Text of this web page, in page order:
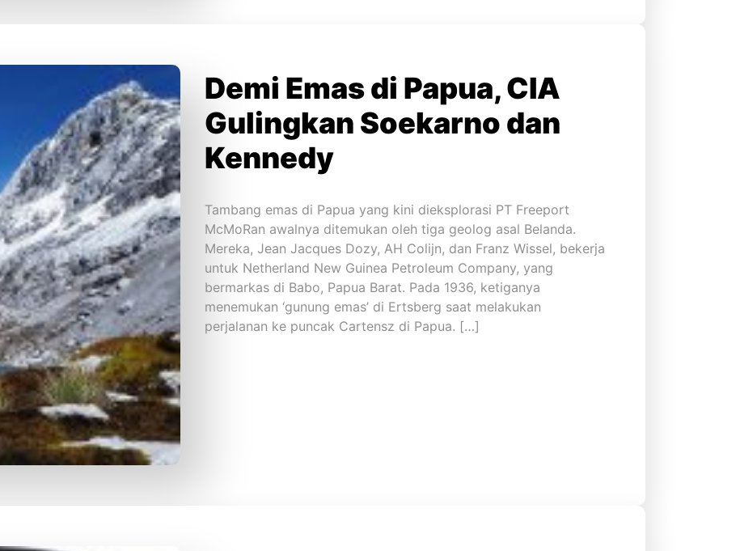
Demi Emas di Papua, CIA
Gulingkan Soekarno dan
Kennedy
Tambang emas di Papua yang kini dieksplorasi PT Freeport
McMoRan awalnya ditemukan oleh tiga geolog asal Belanda.
Mereka, Jean Jacques Dozy, AH Colijn, dan Franz Wissel, bekerja
untuk Netherland New Guinea Petroleum Company, yang
bermarkas di Babo, Papua Barat. Pada 1936, ketiganya
menemukan ‘gunung emas’ di Ertsberg saat melakukan
perjalanan ke puncak Cartensz di Papua. […]